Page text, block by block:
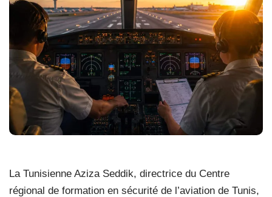
La Tunisienne Aziza Seddik, directrice du Centre
régional de formation en sécurité de l’aviation de Tunis,